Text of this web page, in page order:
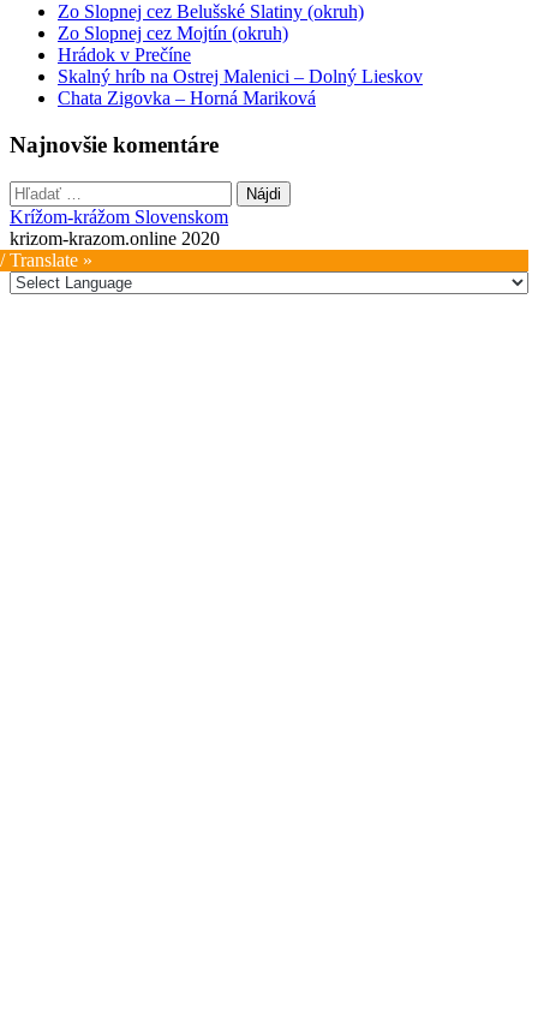
Zo Slopnej cez Belušské Slatiny (okruh)
Zo Slopnej cez Mojtín (okruh)
Hrádok v Prečíne
Skalný hríb na Ostrej Malenici – Dolný Lieskov
Chata Zigovka – Horná Mariková
Najnovšie komentáre
Hľadať:
Krížom-krážom Slovenskom
krizom-krazom.online 2020
Translate »